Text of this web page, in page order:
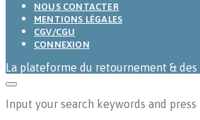
NOUS CONTACTER
MENTIONS LÉGALES
CGV/CGU
CONNEXION
La plateforme du retournement & des
Input your search keywords and press